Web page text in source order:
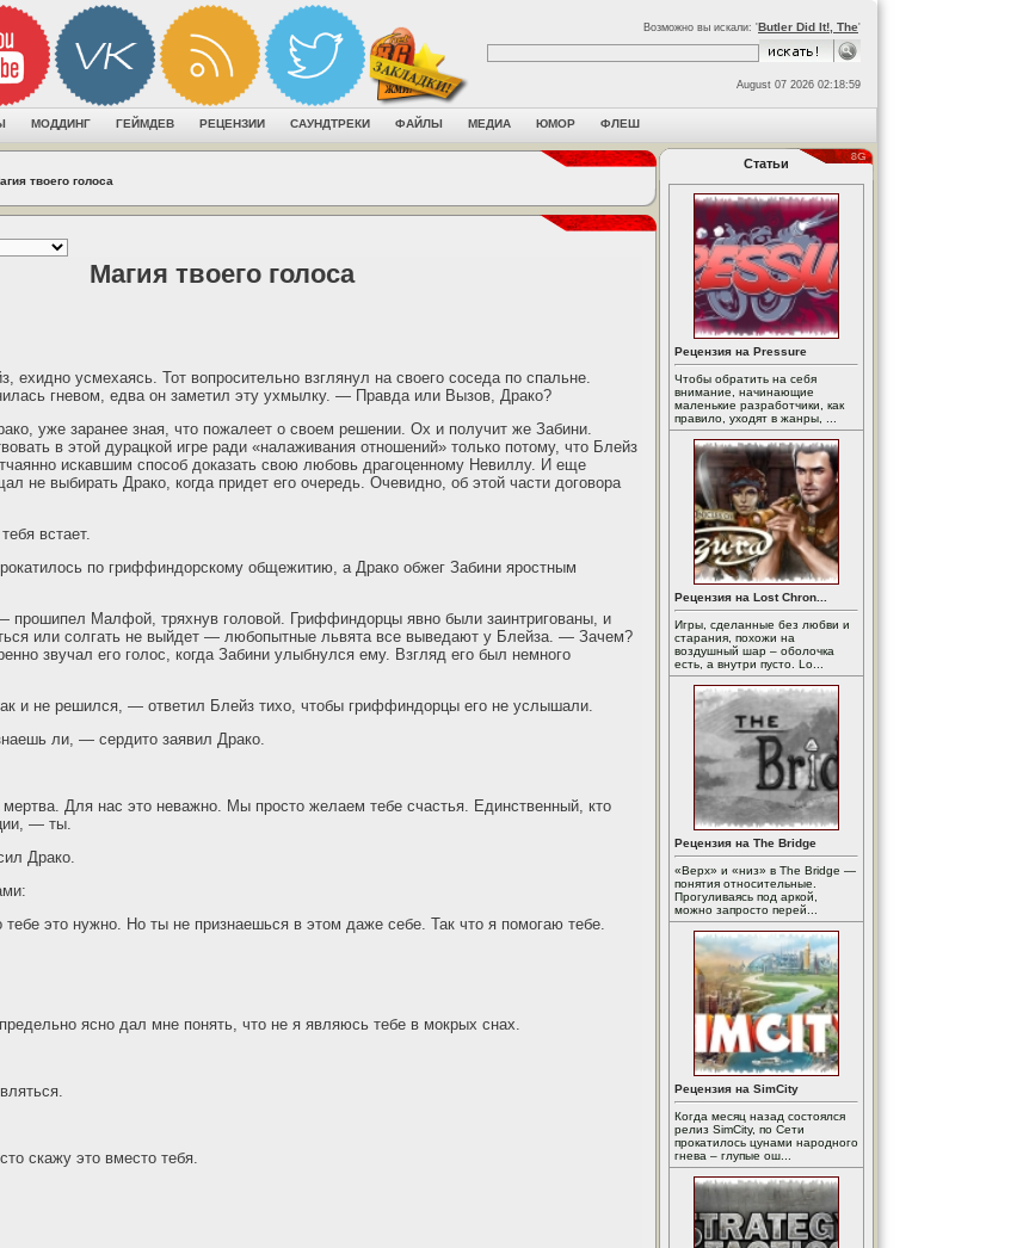
Возможно вы искали: 'Butler Did It!, The'
August 07 2026 02:18:59
МОДДИНГ ГЕЙМДЕВ РЕЦЕНЗИИ САУНДТРЕКИ ФАЙЛЫ МЕДИА ЮМОР ФЛЕШ
твоего голоса
Магия твоего голоса
усмехаясь. Тот вопросительно взглянул на своего соседа по спальне.
гневом, едва он заметил эту ухмылку. — Правда или Вызов, Драко?
уже заранее зная, что пожалеет о своем решении. Ох и получит же Забини.
в этой дурацкой игре ради «налаживания отношений» только потому, что Блейз
искавшим способ доказать свою любовь драгоценному Невиллу. И еще
не выбирать Драко, когда придет его очередь. Очевидно, об этой части договора
встает.
по гриффиндорскому общежитию, а Драко обжег Забини яростным
Малфой, тряхнув головой. Гриффиндорцы явно были заинтригованы, и
или солгать не выйдет — любопытные львята все выведают у Блейза. — Зачем?
звучал его голос, когда Забини улыбнулся ему. Взгляд его был немного
и не решился, — ответил Блейз тихо, чтобы гриффиндорцы его не услышали.
ли, — сердито заявил Драко.
Для нас это неважно. Мы просто желаем тебе счастья. Единственный, кто
— ты.
Драко.
это нужно. Но ты не признаешься в этом даже себе. Так что я помогаю тебе.
ясно дал мне понять, что не я являюсь тебе в мокрых снах.
скажу это вместо тебя.
Статьи
Рецензия на Pressure
Чтобы обратить на себя
внимание, начинающие
маленькие разработчики, как
правило, уходят в жанры, ...
Рецензия на Lost Chron...
Игры, сделанные без любви и
старания, похожи на
воздушный шар – оболочка
есть, а внутри пусто. Lo...
Рецензия на The Bridge
«Верх» и «низ» в The Bridge —
понятия относительные.
Прогуливаясь под аркой,
можно запросто перей...
Рецензия на SimCity
Когда месяц назад состоялся
релиз SimCity, по Сети
прокатилось цунами народного
гнева – глупые ош...